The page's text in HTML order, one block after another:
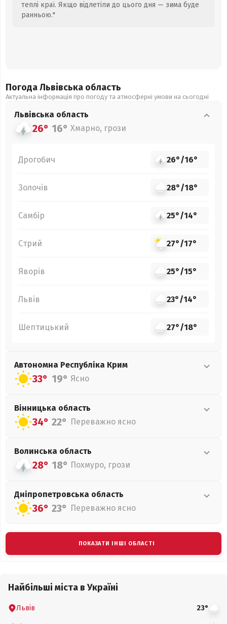
теплі краї. Якщо відлетіли до цього дня — зима буде
ранньою."
Погода Львівська область
Актуальна інформація про погоду та атмосферні умови на сьогодні
Львівська область
26° 16° Хмарно, грози
Дрогобич 26°/16°
Золочів 28°/18°
Самбір 25°/14°
Стрий 27°/17°
Яворів 25°/15°
Львів 23°/14°
Шептицький 27°/18°
Автономна Республіка Крим
33° 19° Ясно
Вінницька область
34° 22° Переважно ясно
Волинська область
28° 18° Похмуро, грози
Дніпропетровська область
36° 23° Переважно ясно
ПОКАЗАТИ ІНШІ ОБЛАСТІ
Найбільші міста в Україні
Львів 23°